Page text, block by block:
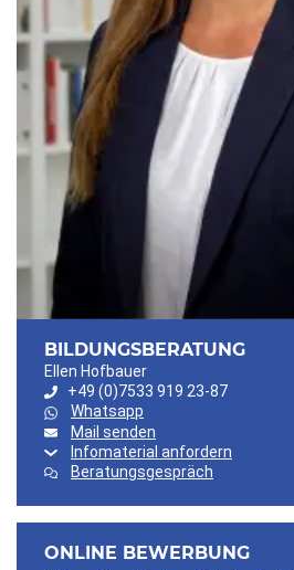
BILDUNGSBERATUNG
Ellen Hofbauer
+49 (0)7533 919 23-87
Whatsapp
Mail senden
Infomaterial anfordern
Beratungsgespräch
ONLINE BEWERBUNG